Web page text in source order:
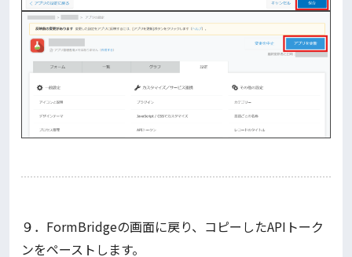
９．FormBridgeの画面に戻り、コピーしたAPIトーク
ンをペーストします。